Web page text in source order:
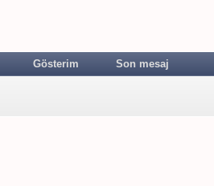
Gösterim Son mesaj